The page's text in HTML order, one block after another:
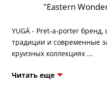
"Eastern
YUGÁ - Pret-a-porter
традиции и современные
Читать еще